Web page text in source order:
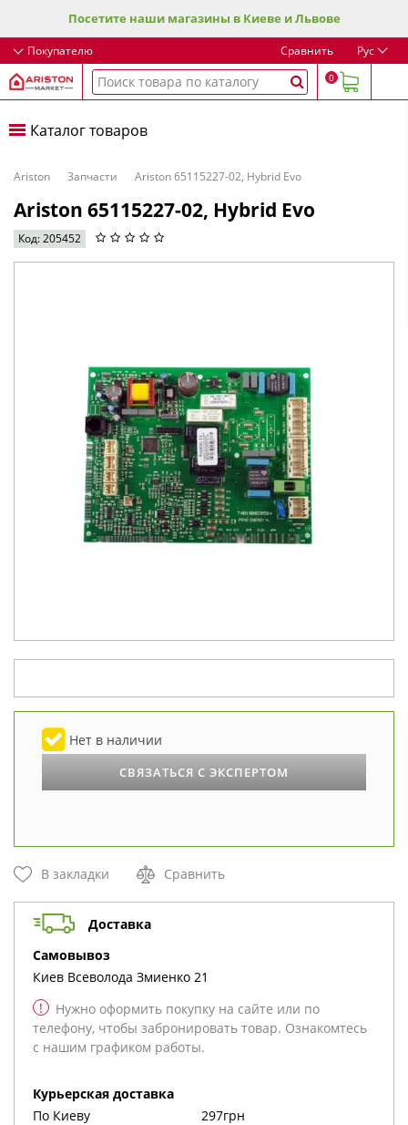
Посетите наши магазины в Киеве и Львове
Покупателю Сравнить Рус
0
Каталог товаров
Ariston Запчасти Ariston 65115227-02, Hybrid Evo
Ariston 65115227-02, Hybrid Evo
Код: 205452
Нет в наличии
СВЯЗАТЬСЯ С ЭКСПЕРТОМ
В закладки Сравнить
Доставка
cамовывоз
Киев Всеволода Змиенко 21
!
Нужно оформить покупку на сайте или по
телефону, чтобы забронировать товар. Ознакомтесь
с нашим графиком работы.
Курьерская доставка
По Киеву
297грн